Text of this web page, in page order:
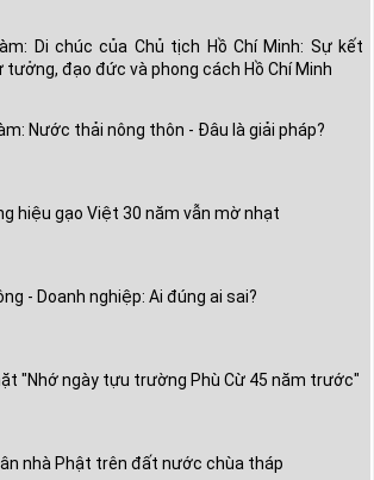
Di chúc của Chủ tịch Hồ Chí Minh: Sự kết
tưởng, đạo đức và phong cách Hồ Chí Minh
Nước thải nông thôn - Đâu là giải pháp?
hiệu gạo Việt 30 năm vẫn mờ nhạt
- Doanh nghiệp: Ai đúng ai sai?
"Nhớ ngày tựu trường Phù Cừ 45 năm trước"
nhà Phật trên đất nước chùa tháp